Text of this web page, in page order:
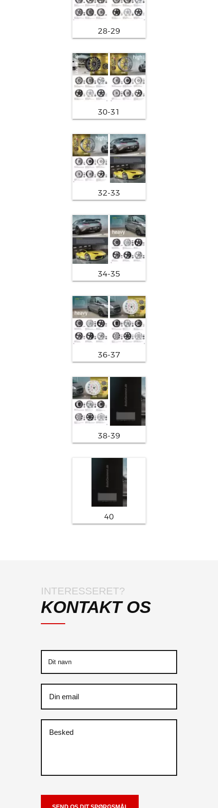
28-29
30-31
32-33
34-35
36-37
38-39
40
INTERESSERET?
KONTAKT OS